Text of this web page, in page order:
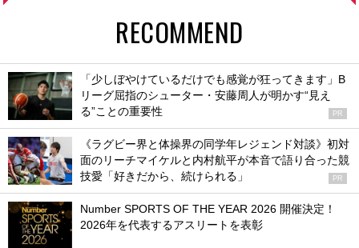
RECOMMEND
「少しぼやけているだけでも感覚が狂ってきます」B
リーグ屈指のシューター・安藤周人が明かす“見え
る”ことの重要性
PR
《ラグビー界と体操界の同学年レジェンド対談》初対
面のリーチマイケルと内村航平が本音で語り合った競
技愛「好きだから、続けられる」
PR
Number SPORTS OF THE YEAR 2026 開催決定！
2026年を代表するアスリートを表彰